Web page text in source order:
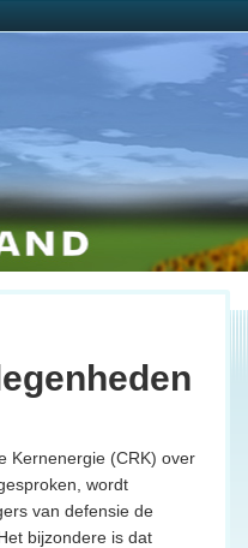
Kernenergie (CRK) over
wordt
van defensie de
bijzondere is dat